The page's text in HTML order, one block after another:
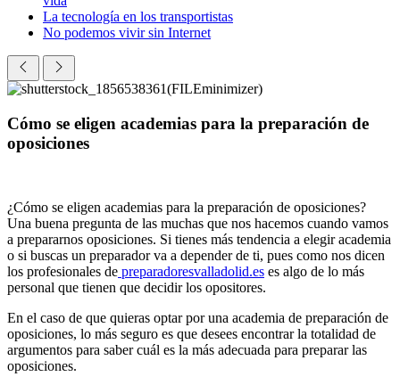
La tecnología en los transportistas
No podemos vivir sin Internet
Cómo se eligen academias para la preparación de
oposiciones
¿Cómo se eligen academias para la preparación de oposiciones?
Una buena pregunta de las muchas que nos hacemos cuando vamos
a prepararnos oposiciones. Si tienes más tendencia a elegir academia
o si buscas un preparador va a depender de ti, pues como nos dicen
los profesionales de preparadoresvalladolid.es es algo de lo más
personal que tienen que decidir los opositores.
En el caso de que quieras optar por una academia de preparación de
oposiciones, lo más seguro es que desees encontrar la totalidad de
argumentos para saber cuál es la más adecuada para preparar las
oposiciones.